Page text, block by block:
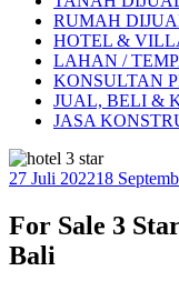
RUMAH
HOTEL &
LAHAN /
KONSULTAN
JUAL, BELI &
JASA
Diposkan
27 Juli 202218
For Sale 3
Bali